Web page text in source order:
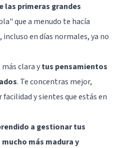
las primeras grandes
que a menudo te hacía
en días normales, ya no
clara ytus pensamientos
. Te concentras mejor,
y sientes que estás en
a gestionar tus
más madura y